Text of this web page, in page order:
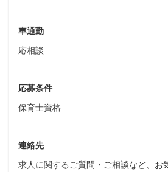
車通勤
応相談
応募条件
保育士資格
連絡先
求人に関するご質問・ご相談など、お